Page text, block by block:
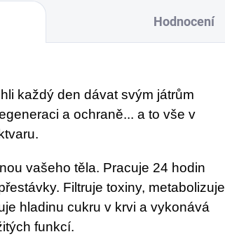
Hodnocení
každý den dávat svým játrům
a ochraně... a to vše v
vašeho těla. Pracuje 24 hodin
Filtruje toxiny, metabolizuje
hladinu cukru v krvi a vykonává
funkcí.